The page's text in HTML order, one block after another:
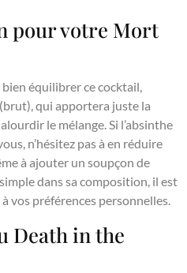
pour votre Mort
équilibrer ce cocktail,
qui apportera juste la
le mélange. Si l’absinthe
n’hésitez pas à en réduire
à ajouter un soupçon de
dans sa composition, il est
vos préférences personnelles.
Death in the